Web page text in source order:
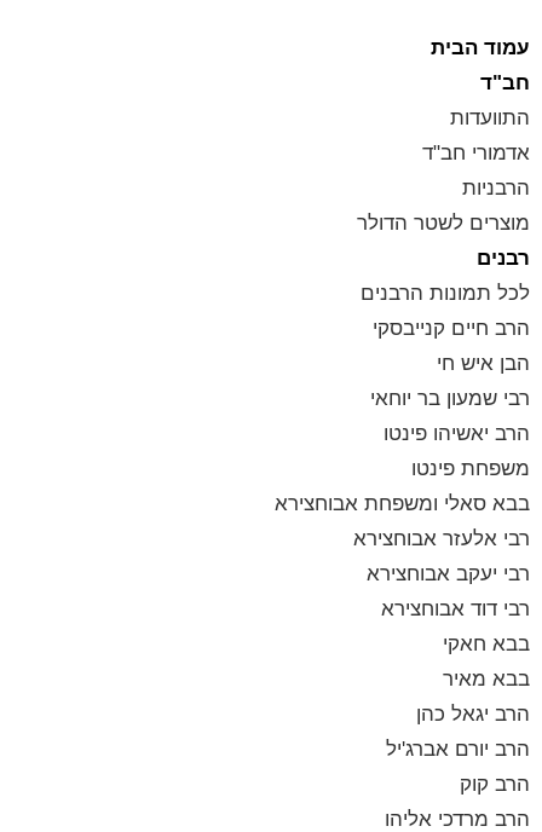
עמוד הבית
חב"ד
התוועדות
אדמורי חב"ד
הרבניות
מוצרים לשטר הדולר
רבנים
לכל תמונות הרבנים
הרב חיים קנייבסקי
הבן איש חי
רבי שמעון בר יוחאי
הרב יאשיהו פינטו
משפחת פינטו
בבא סאלי ומשפחת אבוחצירא
רבי אלעזר אבוחצירא
רבי יעקב אבוחצירא
רבי דוד אבוחצירא
בבא חאקי
בבא מאיר
הרב יגאל כהן
הרב יורם אברג'יל
הרב קוק
הרב מרדכי אליהו